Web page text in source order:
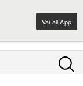
Vai all App